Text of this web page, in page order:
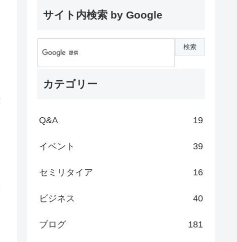
サイト内検索 by Google
カテゴリー
Q&A 19
イベント 39
セミリタイア 16
ビジネス 40
ブログ 181